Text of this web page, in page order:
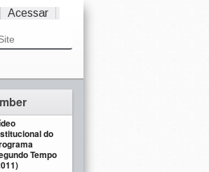
Acessar
do
Tempo